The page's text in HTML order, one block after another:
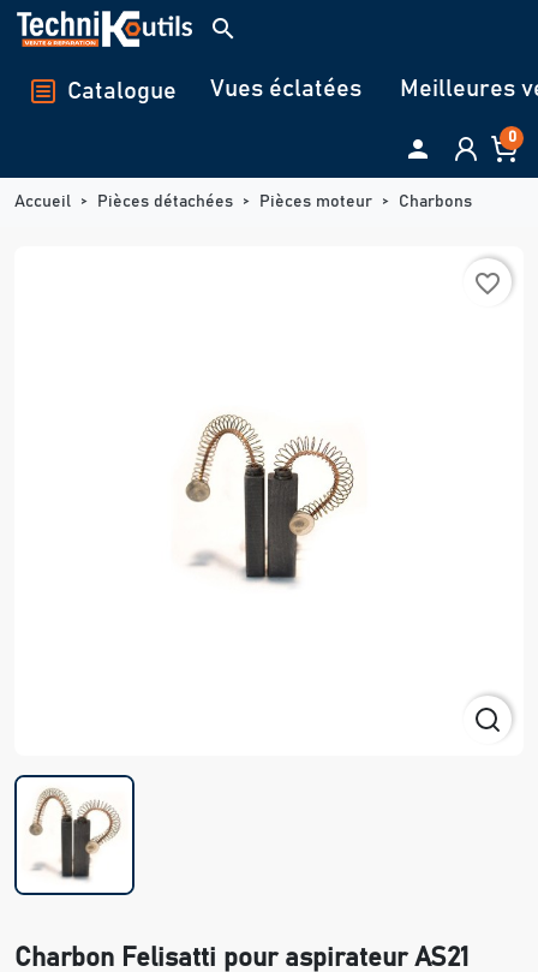
Panneau de gestion des cookies
search
Catalogue Vues éclatées Meilleures
 0
Accueil Pièces détachées Pièces moteur Charbons
favorite_border
Charbon Felisatti pour aspirateur AS21